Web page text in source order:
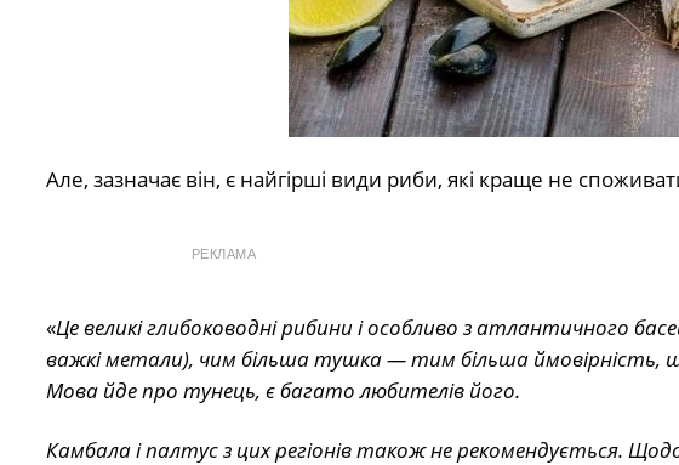
Але, зазначає він, є найгірші види риби, які краще не
РЕКЛАМА
«Це великі глибоководні рибини і особливо з атлантичного
важкі метали), чим більша тушка — тим більша ймовірність,
Мова йде про тунець, є багато любителів його.
Камбала і палтус з цих регіонів також не рекомендується.